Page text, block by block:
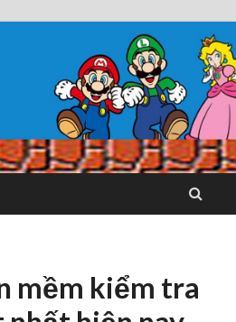
Website tải phần mềm nhanh và miễn phí
mềm kiểm tra